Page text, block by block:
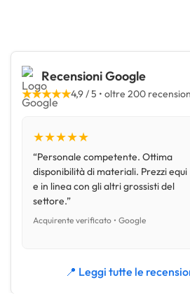
Recensioni Google
★★★★★4,9 / 5 • oltre 200
★★★★★
“Personale competente. Ottima
disponibilità di materiali. Prezzi equi
e in linea con gli altri grossisti del
settore.”
Acquirente verificato • Google
📍 Leggi tutte le